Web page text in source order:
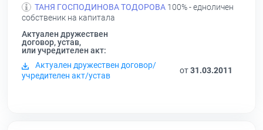
ТАНЯ ГОСПОДИНОВА ТОДОРОВА 100% - едноличен
собственик на капитала
Актуален дружествен
договор, устав,
или учредителен акт:
Актуален дружествен договор/
учредителен акт/устав
от31.03.2011